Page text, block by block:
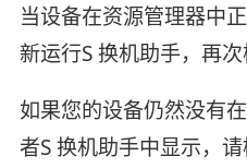
当设备在资源管理器中
新运行S 换机助手，再次
如果您的设备仍然没有
者S 换机助手中显示，